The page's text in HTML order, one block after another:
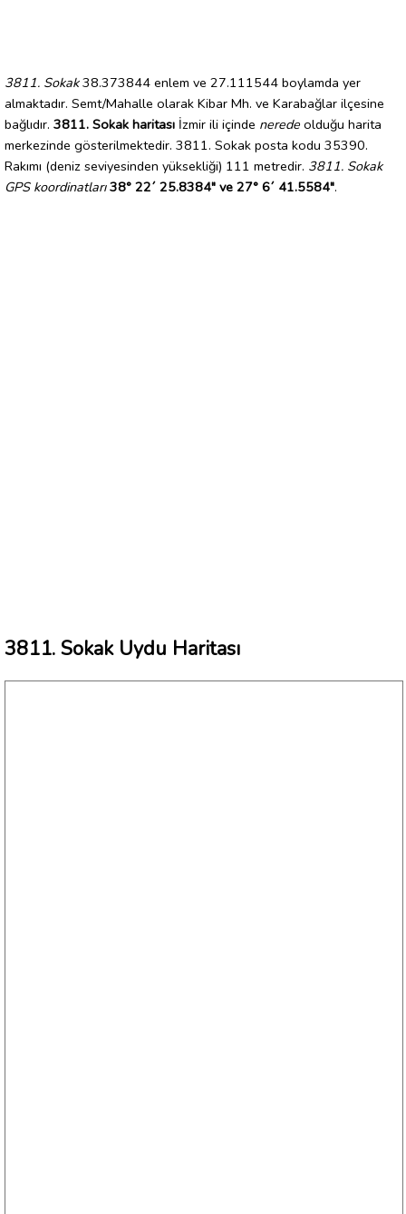
3811. Sokak38.373844 enlem ve 27.111544 boylamda yer
almaktadır. Semt/Mahalle olarak Kibar Mh. ve Karabağlar ilçesine
bağlıdır. 3811. Sokak haritası İzmir ili içinde nerede olduğu harita
merkezinde gösterilmektedir. 3811. Sokak posta kodu 35390.
Rakımı (deniz seviyesinden yüksekliği) 111 metredir. 3811. Sokak
GPS koordinatları 38° 22´ 25.8384" ve 27° 6´ 41.5584".
3811. Sokak Uydu Haritası